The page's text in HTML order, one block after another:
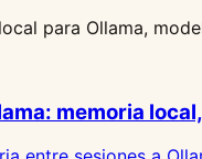
para Ollama,
memoria